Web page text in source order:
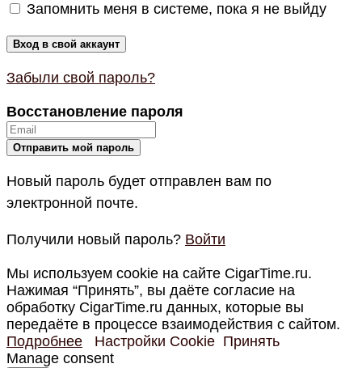
Запомнить меня в системе, пока я не выйду
Забыли свой пароль?
Восстановление пароля
Новый пароль будет отправлен вам по
электронной почте.
Получили новый пароль? Войти
Мы используем cookie на сайте CigarTime.ru.
Нажимая “Принять”, вы даёте согласие на
обработку CigarTime.ru данных, которые вы
передаёте в процессе взаимодействия с сайтом.
Подробнее
Настройки Cookie Принять
Manage consent